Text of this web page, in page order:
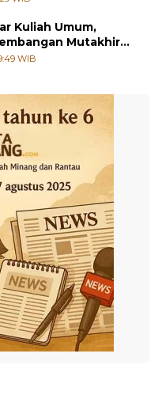
Kuliah Umum,
Mutakhir
WIB